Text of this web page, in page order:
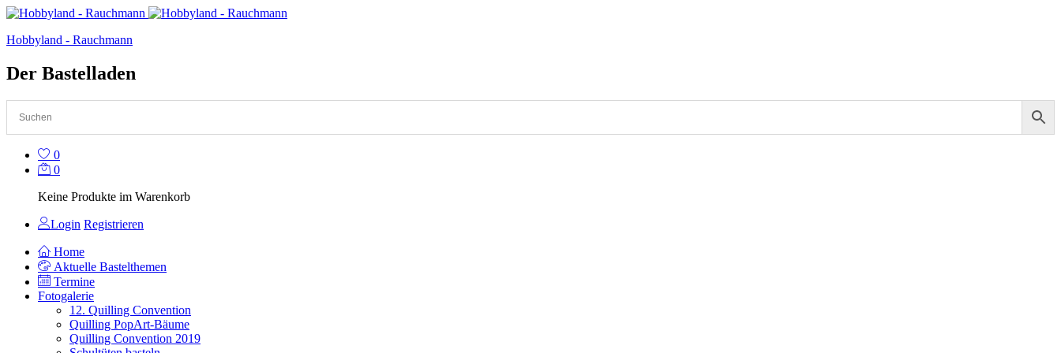
Hobbyland - Rauchmann
Der Bastelladen
0
0
Keine Produkte im Warenkorb
Login Registrieren
Home
Aktuelle Bastelthemen
Termine
Fotogalerie
12. Quilling Convention
Quilling PopArt-Bäume
Quilling Convention 2019